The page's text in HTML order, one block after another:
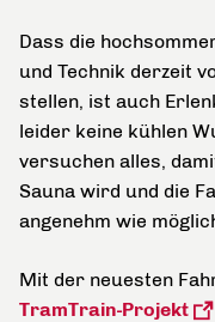
Dass die
und Technik derzeit
stellen, ist auch
leider keine kühlen
versuchen alles,
Sauna wird und die
angenehm wie
Mit der neuesten
TramTrain-Projekt